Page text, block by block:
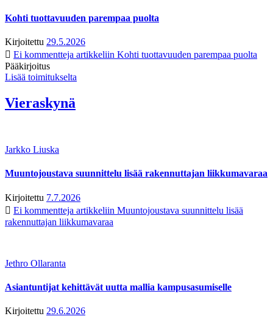
Kohti tuottavuuden parempaa puolta
Kirjoitettu 29.5.2026
Ei kommentteja artikkeliin Kohti tuottavuuden parempaa puolta
Pääkirjoitus
Lisää toimitukselta
Vieraskynä
Jarkko Liuska
Muuntojoustava suunnittelu lisää rakennuttajan liikkumavaraa
Kirjoitettu 7.7.2026
Ei kommentteja artikkeliin Muuntojoustava suunnittelu lisää
rakennuttajan liikkumavaraa
Jethro Ollaranta
Asiantuntijat kehittävät uutta mallia kampusasumiselle
Kirjoitettu 29.6.2026